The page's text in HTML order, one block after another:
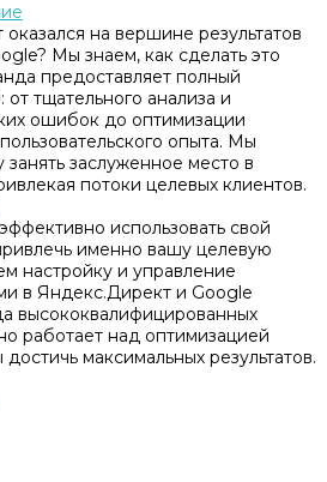
на вершине результатов
Мы знаем, как сделать это
предоставляет полный
от тщательного анализа и
ошибок до оптимизации
опыта. Мы
заслуженное место в
потоки целевых клиентов.
использовать свой
именно вашу целевую
настройку и управление
в Яндекс.Директ и Google
высококвалифицированных
работает над оптимизацией
максимальных результатов.